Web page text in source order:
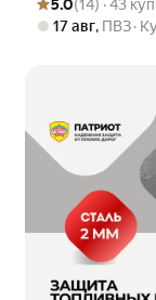
5.0(14) · 43
17 авг, ПВЗ